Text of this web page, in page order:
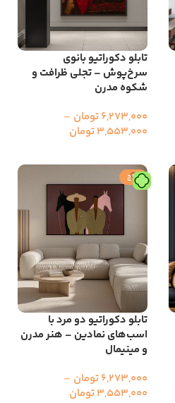
تابلو دکوراتیو بانوی
سرخ‌پوش – تجلی ظرافت و
شکوه مدرن
6,273,000تومان –
3,553,000تومان
حراج
تابلو دکوراتیو دو مرد با
اسب‌های نمادین – هنر مدرن
و مینیمال
6,273,000تومان –
3,553,000تومان